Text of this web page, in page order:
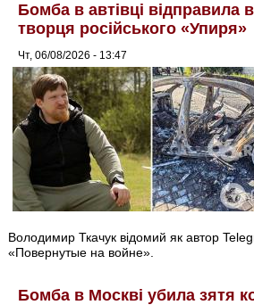
Бомба в автівці відправила
творця російського «Упиря»
Чт, 06/08/2026 - 13:47
Володимир Ткачук відомий як автор
«Повернутые на войне».
Бомба в Москві убила зятя